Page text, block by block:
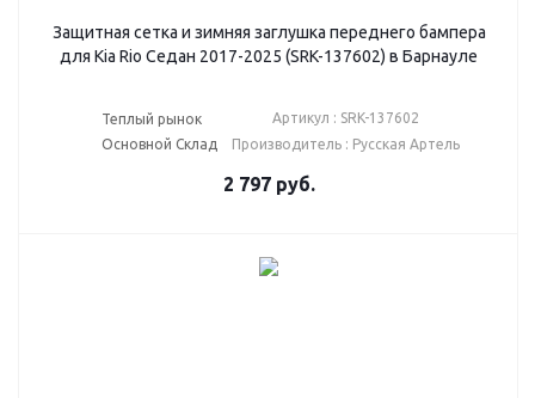
Защитная сетка и зимняя заглушка переднего бампера
для Kia Rio Седан 2017-2025 (SRK-137602) в Барнауле
Теплый рынок
Основной Склад
Артикул : SRK-137602
Производитель : Русская Артель
2 797руб.